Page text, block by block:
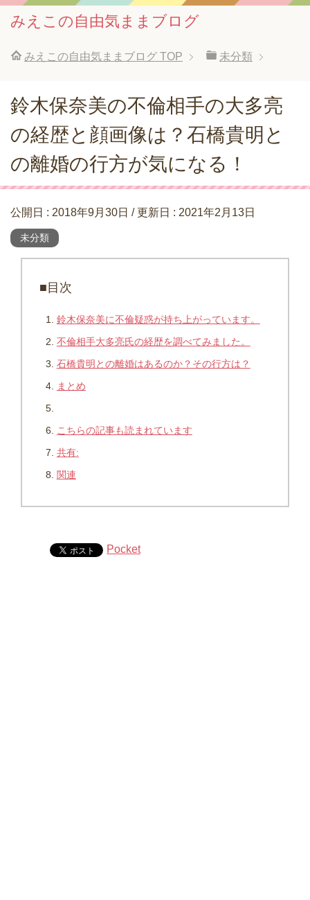
みえこの自由気ままブログ
みえこの自由気ままブログ TOP 未分類
鈴木保奈美の不倫相手の大多亮
の経歴と顔画像は？石橋貴明と
の離婚の行方が気になる！
公開日 : 2018年9月30日 / 更新日 : 2021年2月13日
未分類
■目次
鈴木保奈美に不倫疑惑が持ち上がっています。
不倫相手大多亮氏の経歴を調べてみました。
石橋貴明との離婚はあるのか？その行方は？
まとめ
こちらの記事も読まれています
共有:
関連
Pocket